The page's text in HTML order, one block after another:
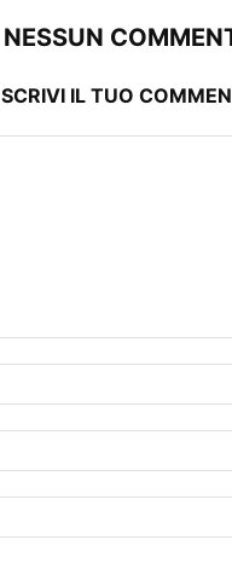
NESSUN
SCRIVI IL TUO